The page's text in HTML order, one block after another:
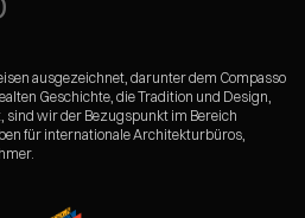
ausgezeichnet, darunter dem Compasso
Geschichte, die Tradition und Design,
sind wir der Bezugspunkt im Bereich
für internationale Architekturbüros,